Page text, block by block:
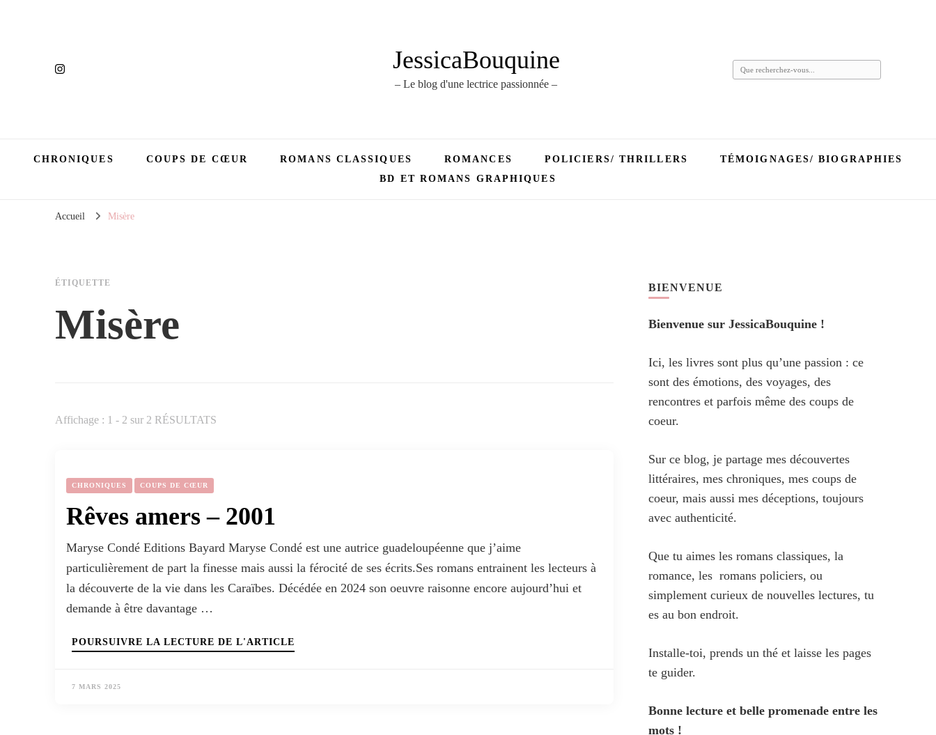
JessicaBouquine
– Le blog d'une lectrice passionnée –
Vous
CHRONIQUES COUPS DE CŒUR ROMANS CLASSIQUES ROMANCES POLICIERS/ THRILLERS
TÉMOIGNAGES/ BIOGRAPHIES
BD ET ROMANS GRAPHIQUES
Accueil Misère
ÉTIQUETTE
Misère
Affichage : 1 - 2 sur 2 RÉSULTATS
CHRONIQUES COUPS DE CŒUR
Rêves amers – 2001
Maryse Condé Editions Bayard Maryse Condé est une autrice guadeloupéenne que j’aime
particulièrement de part la finesse mais aussi la férocité de ses écrits.Ses romans entrainent les lecteurs à
la découverte de la vie dans les Caraïbes. Décédée en 2024 son oeuvre raisonne encore aujourd’hui et
demande à être davantage …
POURSUIVRE LA LECTURE DE L'ARTICLE
7 MARS 2025
BIENVENUE
Bienvenue sur JessicaBouquine !
Ici, les livres sont plus qu’une passion : ce
sont des émotions, des voyages, des
rencontres et parfois même des coups de
coeur.
Sur ce blog, je partage mes découvertes
littéraires, mes chroniques, mes coups de
coeur, mais aussi mes déceptions, toujours
avec authenticité.
Que tu aimes les romans classiques, la
romance, les romans policiers, ou
simplement curieux de nouvelles lectures, tu
es au bon endroit.
Installe-toi, prends un thé et laisse les pages
te guider.
Bonne lecture et belle promenade entre les
mots !